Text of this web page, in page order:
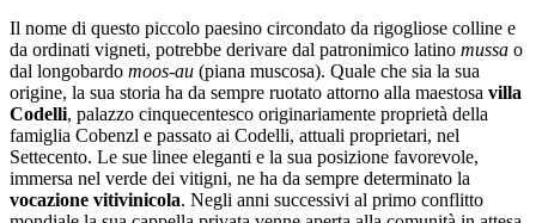
Il nome di questo piccolo paesino circondato da rigogliose colline e
da ordinati vigneti, potrebbe derivare dal patronimico latino mussa o
dal longobardo moos-au (piana muscosa). Quale che sia la sua
origine, la sua storia ha da sempre ruotato attorno alla maestosa villa
Codelli, palazzo cinquecentesco originariamente proprietà della
famiglia Cobenzl e passato ai Codelli, attuali proprietari, nel
Settecento. Le sue linee eleganti e la sua posizione favorevole,
immersa nel verde dei vitigni, ne ha da sempre determinato la
vocazione vitivinicola. Negli anni successivi al primo conflitto